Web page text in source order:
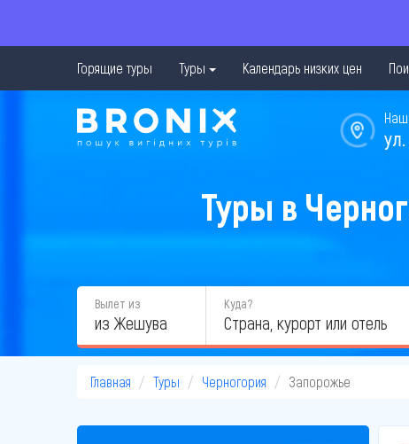
Горящие туры Туры Календарь низких цен
Туры в
Вылет из
из Жешува
Куда?
Главная Туры Черногория Запорожье